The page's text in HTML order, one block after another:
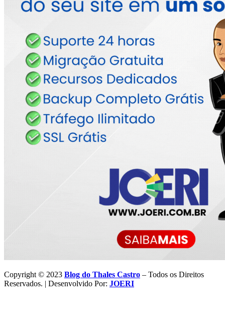
Copyright © 2023 Blog do Thales Castro – Todos os Direitos
Reservados. | Desenvolvido Por: JOERI